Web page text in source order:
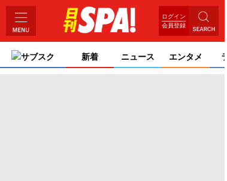
ログイン
会員登録
サブスク 新着 ニュース エンタメ